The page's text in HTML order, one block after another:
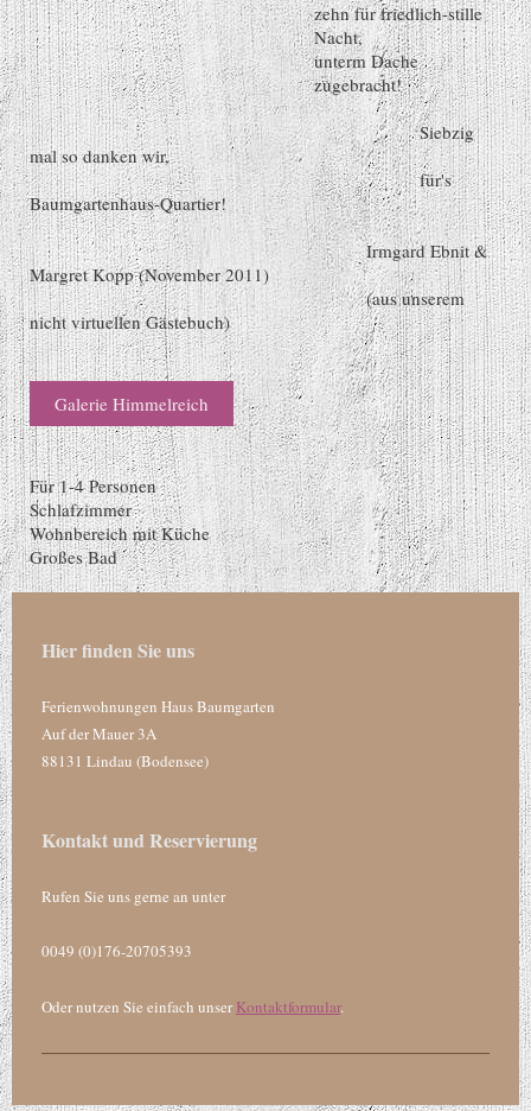
zehn für friedlich-stille
Nacht,
unterm Dache
zugebracht!
Siebzig
mal so danken wir,
für's
Baumgartenhaus-Quartier!
Irmgard Ebnit &
Margret Kopp (November 2011)
(aus unserem
nicht virtuellen Gästebuch)
Galerie Himmelreich
Für 1-4 Personen
Schlafzimmer
Wohnbereich mit Küche
Großes Bad
Hier finden Sie uns
Ferienwohnungen Haus Baumgarten
Auf der Mauer 3A
88131 Lindau (Bodensee)
Kontakt und Reservierung
Rufen Sie uns gerne an unter
0049 (0)176-20705393
Oder nutzen Sie einfach unserKontaktformular.